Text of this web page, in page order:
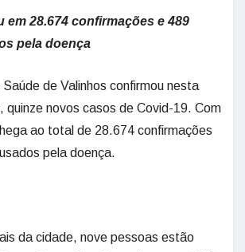
em 28.674 confirmações e 489
pela doença
de Valinhos confirmou nesta
quinze novos casos de Covid-19. Com
ao total de 28.674 confirmações
pela doença.
da cidade, nove pessoas estão